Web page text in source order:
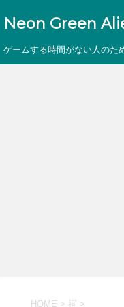
Neon Green
ゲームする時間がない人のた
HOME > 祠 >